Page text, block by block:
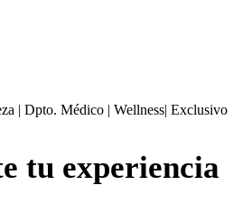
| Dpto. Médico | Wellness| Exclusivo
tu experiencia